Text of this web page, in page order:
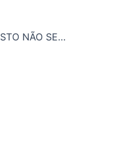
APRENDA SEIS EXPRESSÕES PARA DIZER GOSTO NÃO SE DISCUTE EM INGLÊS